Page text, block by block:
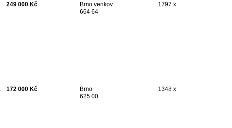
249 000 Kč
Brno venkov
664 64
1797 x
172 000 Kč
Brno
625 00
1348 x